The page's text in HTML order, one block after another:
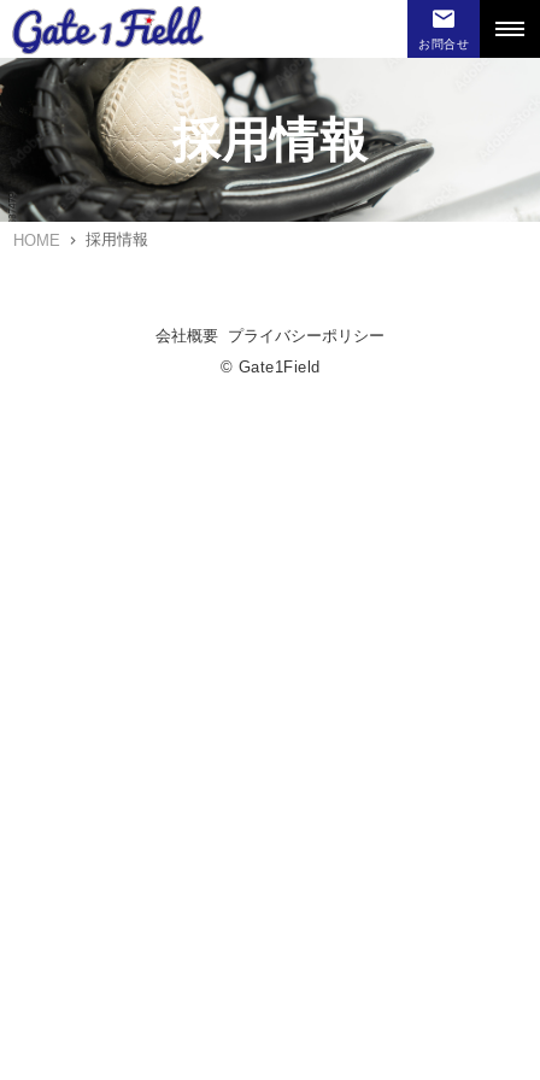
お問合せ
採用情報
HOME 採用情報
会社概要 プライバシーポリシー
© Gate1Field